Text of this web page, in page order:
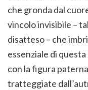
che gronda dal
vincolo invisibile –
disatteso – che
essenziale di
con la figura
tratteggiate